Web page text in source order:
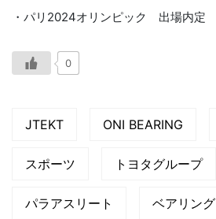
・パリ2024オリンピック 出場内定
0
JTEKT ONI BEARING
スポーツ トヨタグループ
パラアスリート ベアリング